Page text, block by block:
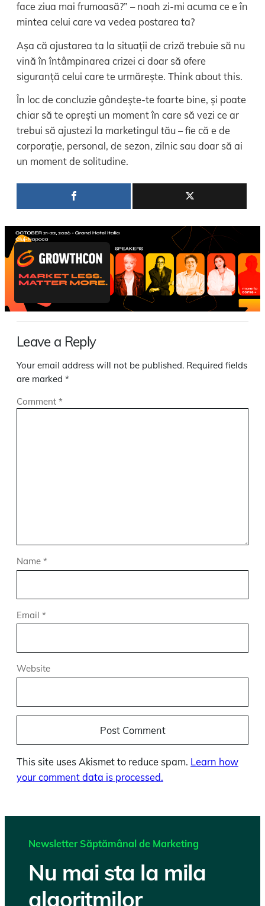
face ziua mai frumoasă?” – noah zi-mi acuma ce e în
mintea celui care va vedea postarea ta?
Așa că ajustarea ta la situații de criză trebuie să nu
vină în întâmpinarea crizei ci doar să ofere
siguranță celui care te urmărește. Think about this.
În loc de concluzie gândește-te foarte bine, și poate
chiar să te oprești un moment în care să vezi ce ar
trebui să ajustezi la marketingul tău – fie că e de
corporație, personal, de sezon, zilnic sau doar să ai
un moment de solitudine.
Leave a Reply
Your email address will not be published. Required fields
are marked *
Comment *
Name *
Email *
Website
This site uses Akismet to reduce spam. Learn how
your comment data is processed.
Newsletter Săptămânal de Marketing
Nu mai sta la mila
algoritmilor